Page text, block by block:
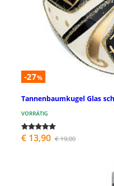
-27%
Tannenbaumkugel Glas
VORRÄTIG
€ 13,90 € 19,00